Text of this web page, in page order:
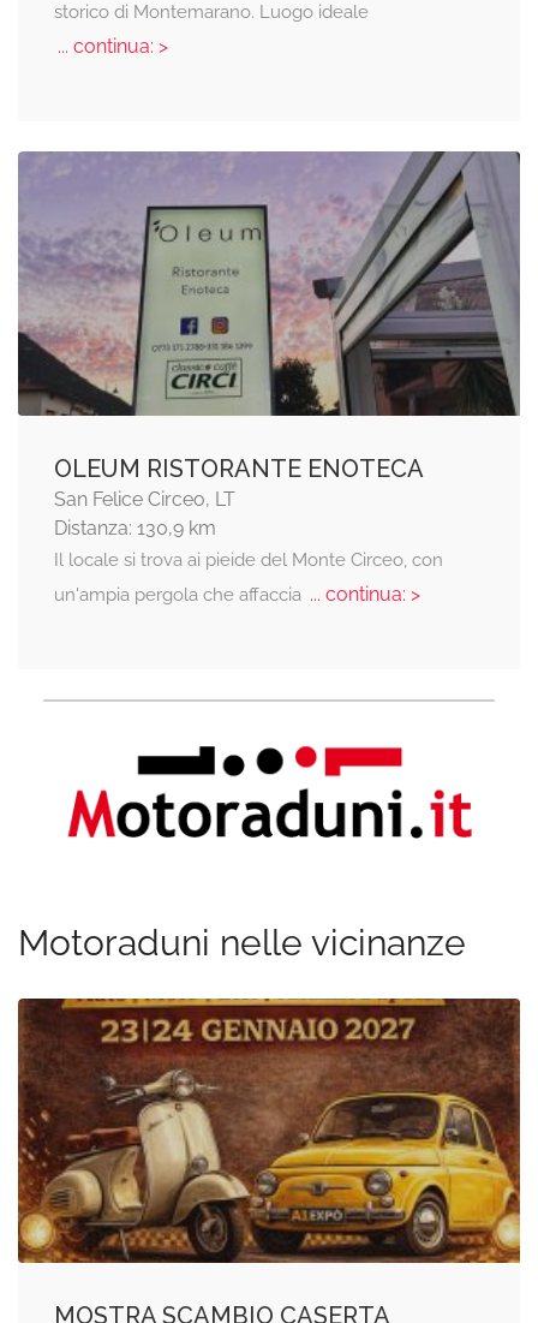
storico di Montemarano. Luogo ideale
... continua: >
OLEUM RISTORANTE ENOTECA
San Felice Circeo, LT
Distanza: 130,9 km
Il locale si trova ai pieide del Monte Circeo, con
un'ampia pergola che affaccia... continua: >
Motoraduni nelle vicinanze
MOSTRA SCAMBIO CASERTA